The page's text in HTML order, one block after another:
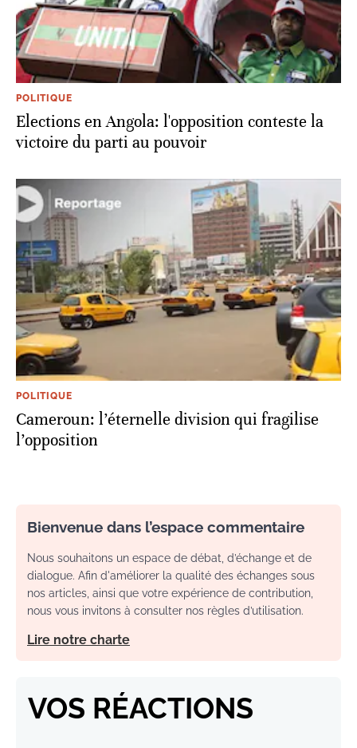
POLITIQUE
Elections en Angola: l'opposition conteste la
victoire du parti au pouvoir
POLITIQUE
Cameroun: l’éternelle division qui fragilise
l’opposition
Bienvenue dans l’espace commentaire
Nous souhaitons un espace de débat, d’échange et de
dialogue. Afin d'améliorer la qualité des échanges sous
nos articles, ainsi que votre expérience de contribution,
nous vous invitons à consulter nos règles d’utilisation.
Lire notre charte
VOS RÉACTIONS